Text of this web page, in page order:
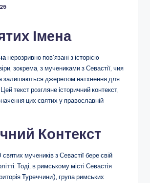
Імена
нерозривно пов’язані з історією
зокрема, з мучениками з Севастії, чия
залишаються джерелом натхнення для
текст розгляне історичний контекст,
цих святих у православній
Контекст
мучеників з Севастії бере свій
Тоді, в римському місті Севастія
Туреччини), група римських